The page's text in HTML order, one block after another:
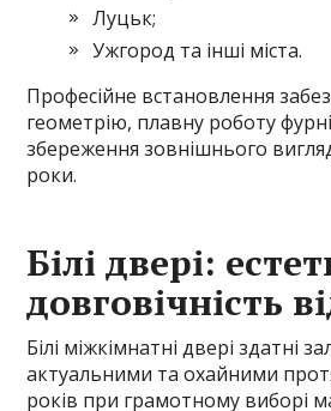
Луцьк;
Ужгород та інші міста.
Професійне встановлення
геометрію, плавну роботу
збереження зовнішнього
роки.
Білі двері:
довговічність
Білі міжкімнатні двері здатні
актуальними та охайними
років при грамотному виборі